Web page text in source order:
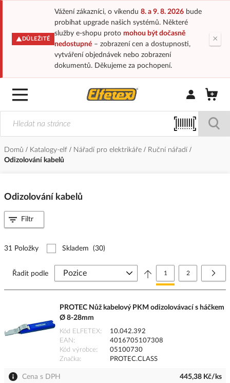
DŮLEŽITÉ
Vážení zákazníci, o víkendu 8. a 9. 8. 2026bude
probíhat upgrade našich systémů. Některé
služby e-shopu proto mohou být dočasně
nedostupné– zobrazení cen a dostupnosti,
vytváření objednávek nebo zobrazení
dokumentů. Děkujeme za pochopení.
×
Přihlásit/
Domů Katalogy-elf Nářadí pro elektrikáře
Ruční nářadí
Odizolování kabelů
Odizolování kabelů
31 Položky Skladem (30)
Stránka
Právě si prohlížíte
1 Stránka
2
Řadit podle
PROTEC Nůž kabelový PKM odizolovávací s háčkem
Ø 8-28mm
Kód ELFETEX
10.042.392
EAN
4016705107308
Kód výrobce
05100730
Značka
PROTEC.CLASS
Cena s DPH 445,38 Kč/ks
Filtr